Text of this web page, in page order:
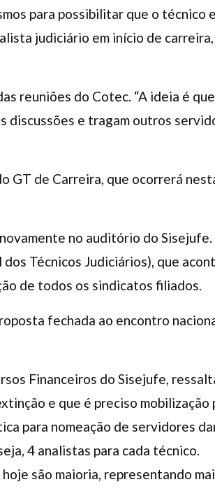
para possibilitar que o técnico
judiciário em início de carreira,
reuniões do Cotec. “A ideia é
discussões e tragam outros
GT de Carreira, que ocorrerá
no auditório do Sisejufe.
Técnicos Judiciários), que
de todos os sindicatos filiados.
fechada ao encontro
Financeiros do Sisejufe,
e que é preciso mobilização
para nomeação de servidores
4 analistas para cada técnico.
são maioria, representando